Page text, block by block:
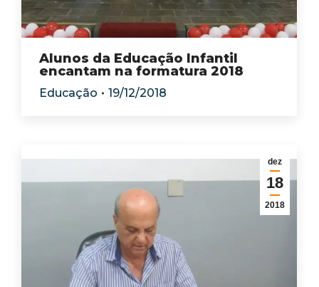
Alunos da Educação Infantil
encantam na formatura 2018
Educação 19/12/2018
dez
18
2018